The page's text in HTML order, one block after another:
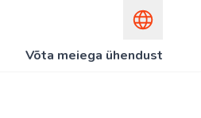
Võta meiega ühendust